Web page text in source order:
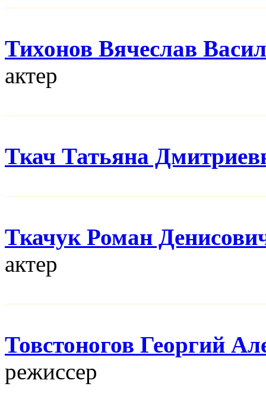
Тихонов Вячеслав
актер
Ткач Татьяна
Ткачук Роман
актер
Товстоногов Георгий
режисcер